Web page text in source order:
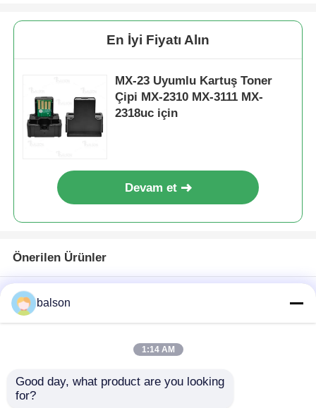
Minolta Toner Chip
Keskin Çip
Yazıcı ve Fotokopi Parçaları
Toner kartuşu
Pantum Çip
En İyi Fiyatı Alın
MX-23 Uyumlu Kartuş Toner
Çipi MX-2310 MX-3111 MX-
2318uc için
Devam et
Önerilen Ürünler
balson
1:14 AM
Good day, what product are you looking
for?